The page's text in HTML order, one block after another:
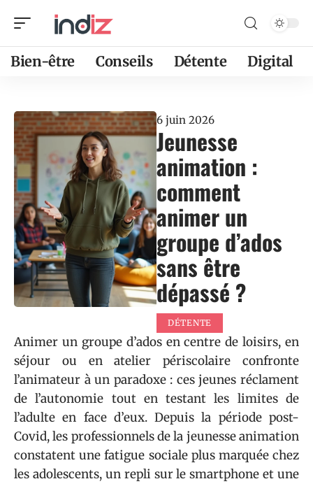
Bien-être Conseils Détente Digital
6 juin 2026
Jeunesse
animation :
comment
animer un
groupe d’ados
sans être
dépassé ?
DÉTENTE
Animer un groupe d’ados en centre de loisirs, en
séjour ou en atelier périscolaire confronte
l’animateur à un paradoxe : ces jeunes réclament
de l’autonomie tout en testant les limites de
l’adulte en face d’eux. Depuis la période post-
Covid, les professionnels de la jeunesse animation
constatent une fatigue sociale plus marquée chez
les adolescents, un repli sur le smartphone et une